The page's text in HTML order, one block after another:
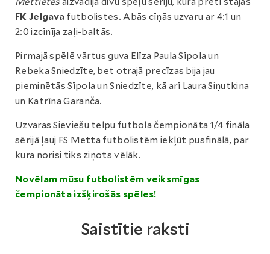
FK Jelgava futbolistes. Abās cīņās uzvaru ar 4:1 un
2:0 izcīnīja zaļi-baltās.
Pirmajā spēlē vārtus guva Elīza Paula Sīpola un
Rebeka Sniedzīte, bet otrajā precīzas bija jau
pieminētās Sīpola un Sniedzīte, kā arī Laura Siņutkina
un Katrīna Garanča.
Uzvaras Sieviešu telpu futbola čempionāta 1/4 fināla
sērijā ļauj FS Metta futbolistēm iekļūt pusfinālā, par
kura norisi tiks ziņots vēlāk.
Novēlam mūsu futbolistēm veiksmīgas
čempionāta izšķirošās spēles!
Saistītie raksti